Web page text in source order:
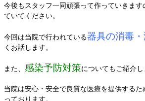
今後もスタッフ一同頑張って作っていきます
ていてください。
今回は当院で行われている器具の消毒
くお話します。
また、 感染予防対策についてもご紹介し
当院は安心・安全で良質な医療を提供するた
っております。